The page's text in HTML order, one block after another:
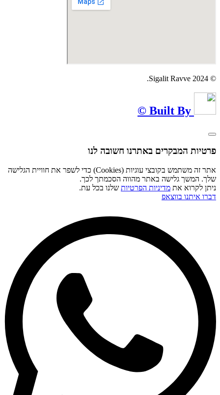
© Sigalit Ravve 2024.
פרטיות המבקרים באתרנו חשובה לנו
אתר זה משתמש בקובצי עוגיות (Cookies) כדי לשפר את חוויית הגלישה
שלך. המשך גלישה באתר מהווה הסכמתך לכך.
ניתן לקרוא את מדיניות הפרטיות שלנו בכל עת.
דברו איתנו בווצאפ